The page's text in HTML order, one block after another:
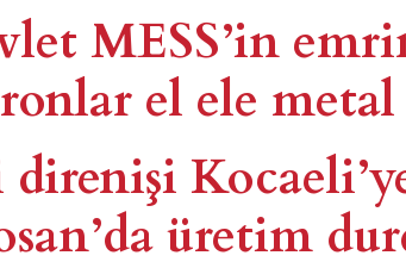
MESS’in
el ele metal
üretim